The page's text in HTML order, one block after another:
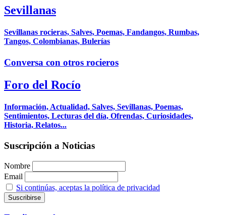
Sevillanas
Sevillanas rocieras, Salves, Poemas, Fandangos, Rumbas,
Tangos, Colombianas, Bulerías
Conversa con otros rocieros
Foro del Rocío
Información, Actualidad, Salves, Sevillanas, Poemas,
Sentimientos, Lecturas del día, Ofrendas, Curiosidades,
Historia, Relatos...
Suscripción a Noticias
Nombre
Email
Si continúas, aceptas la política de privacidad